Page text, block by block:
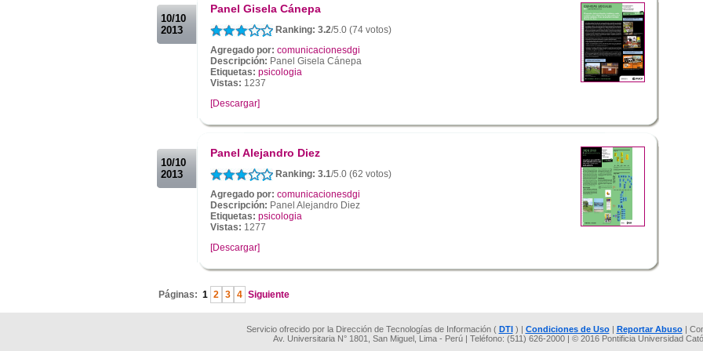
10/10
2013
Panel Gisela Cánepa
Ranking: 3.2/5.0 (74 votos)
Agregado por: comunicacionesdgi
Descripción: Panel Gisela Cánepa
Etiquetas: psicologia
Vistas: 1237
[Descargar]
10/10
2013
Panel Alejandro Diez
Ranking: 3.1/5.0 (62 votos)
Agregado por: comunicacionesdgi
Descripción: Panel Alejandro Diez
Etiquetas: psicologia
Vistas: 1277
[Descargar]
Páginas: 1 2 3 4 Siguiente
Servicio ofrecido por la Dirección de Tecnologías de Información ( DTI) | Condiciones de Uso| Reportar Abuso|
Av. Universitaria N° 1801, San Miguel, Lima - Perú | Teléfono: (511) 626-2000 | © 2016 Pontificia Universidad